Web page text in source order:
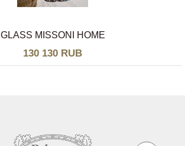
GLASS MISSONI HOME
130 130 RUB